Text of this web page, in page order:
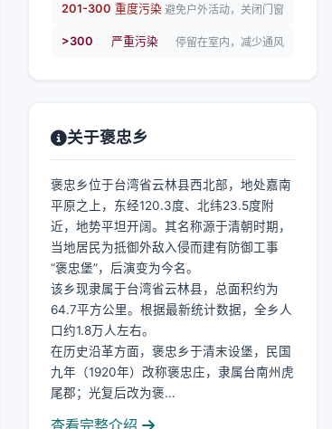
201-300 重度污染 避免户外活动，关闭门窗
>300 严重污染 停留在室内，减少通风
关于褒忠乡
褒忠乡位于台湾省云林县西北部，地处嘉南
平原之上，东经120.3度、北纬23.5度附
近，地势平坦开阔。其名称源于清朝时期，
当地居民为抵御外敌入侵而建有防御工事
“褒忠堡”，后演变为今名。
该乡现隶属于台湾省云林县，总面积约为
64.7平方公里。根据最新统计数据，全乡人
口约1.8万人左右。
在历史沿革方面，褒忠乡于清末设堡，民国
九年（1920年）改称褒忠庄，隶属台南州虎
尾郡；光复后改为褒...
查看完整介绍